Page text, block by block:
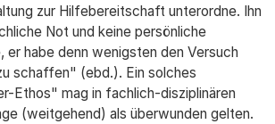
zur Hilfebereitschaft unterordne. Ihn
Not und keine persönliche
er habe denn wenigsten den Versuch
schaffen" (ebd.). Ein solches
Ethos" mag in fachlich-disziplinären
(weitgehend) als überwunden gelten.